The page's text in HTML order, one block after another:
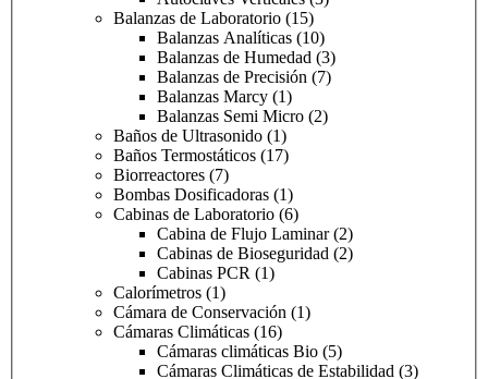
Balanzas de Laboratorio (15)
Balanzas Analíticas (10)
Balanzas de Humedad (3)
Balanzas de Precisión (7)
Balanzas Marcy (1)
Balanzas Semi Micro (2)
Baños de Ultrasonido (1)
Baños Termostáticos (17)
Biorreactores (7)
Bombas Dosificadoras (1)
Cabinas de Laboratorio (6)
Cabina de Flujo Laminar(2)
Cabinas de Bioseguridad (2)
Cabinas PCR (1)
Calorímetros (1)
Cámara de Conservación (1)
Cámaras Climáticas (16)
Cámaras climáticas Bio (5)
Cámaras Climáticas de Estabilidad (3)